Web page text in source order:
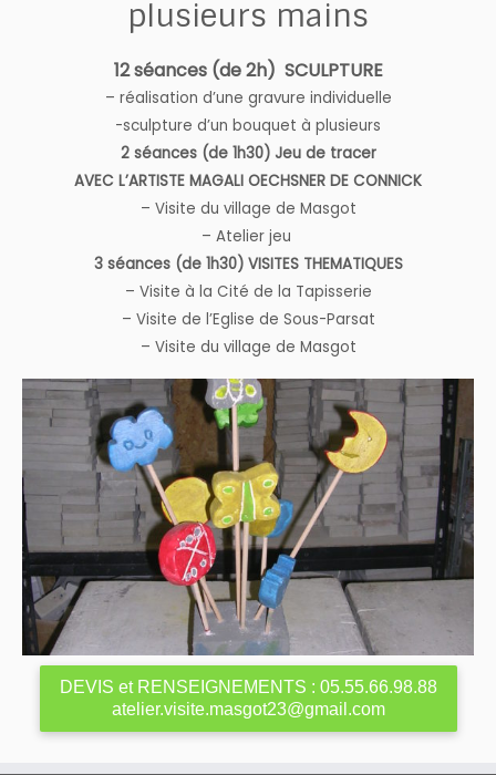
plusieurs mains
12 séances (de 2h) SCULPTURE
– réalisation d’une gravure individuelle
-sculpture d’un bouquet à plusieurs
2 séances (de 1h30) Jeu de tracer
AVEC L’ARTISTE MAGALI OECHSNER DE CONNICK
– Visite du village de Masgot
– Atelier jeu
3 séances (de 1h30) VISITES THEMATIQUES
– Visite à la Cité de la Tapisserie
– Visite de l’Eglise de Sous-Parsat
– Visite du village de Masgot
DEVIS et RENSEIGNEMENTS : 05.55.66.98.88
atelier.visite.masgot23@gmail.com